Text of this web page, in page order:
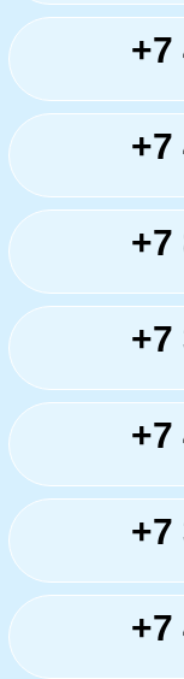
+7
+7
+7
+7
+7
+7
+7